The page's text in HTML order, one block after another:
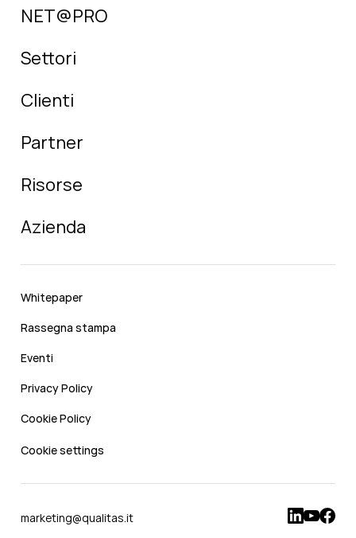
NET@PRO
Settori
Clienti
Partner
Risorse
Azienda
Whitepaper
Rassegna stampa
Eventi
Privacy Policy
Cookie Policy
Cookie settings
marketing@qualitas.it